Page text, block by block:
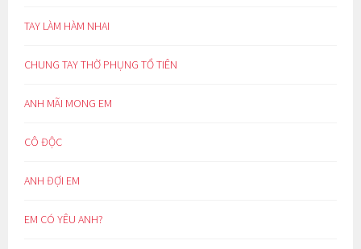
TAY LÀM HÀM NHAI
CHUNG TAY THỜ PHỤNG TỔ TIÊN
ANH MÃI MONG EM
CÔ ĐỘC
ANH ĐỢI EM
EM CÓ YÊU ANH?